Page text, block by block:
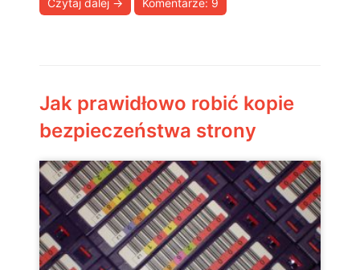
Czytaj dalej → Komentarze: 9
Jak prawidłowo robić kopie
bezpieczeństwa strony